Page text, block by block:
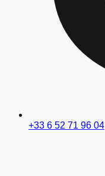
+33 6 52 71 96 04